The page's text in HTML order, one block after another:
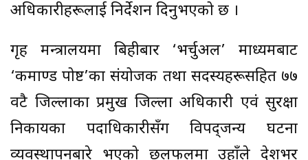
अधिकारीहरूलाई निर्देशन दिनुभएको छ ।
गृह मन्त्रालयमा बिहीबार ‘भर्चुअल’ माध्यमबाट
‘कमाण्ड पोष्ट’का संयोजक तथा सदस्यहरूसहित ७७
वटै जिल्लाका प्रमुख जिल्ला अधिकारी एवं सुरक्षा
निकायका पदाधिकारीसँग विपद्जन्य घटना
व्यवस्थापनबारे भएको छलफलमा उहाँले देशभर